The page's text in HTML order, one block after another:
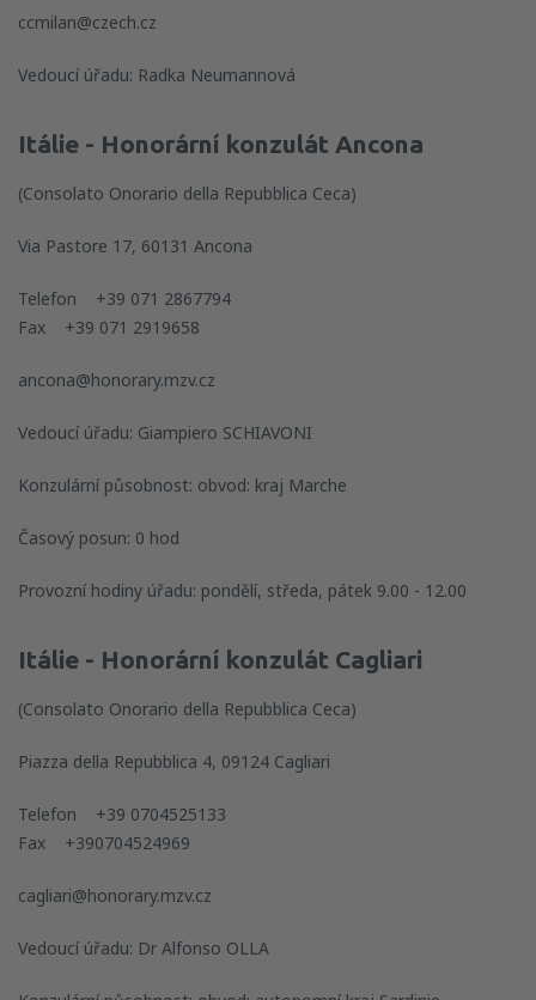
ccmilan@czech.cz
Vedoucí úřadu: Radka Neumannová
Itálie - Honorární konzulát Ancona
(Consolato Onorario della Repubblica Ceca)
Via Pastore 17, 60131 Ancona
Telefon +39 071 2867794
Fax +39 071 2919658
ancona@honorary.mzv.cz
Vedoucí úřadu: Giampiero SCHIAVONI
Konzulární působnost: obvod: kraj Marche
Časový posun: 0 hod
Provozní hodiny úřadu: pondělí, středa, pátek 9.00 - 12.00
Itálie - Honorární konzulát Cagliari
(Consolato Onorario della Repubblica Ceca)
Piazza della Repubblica 4, 09124 Cagliari
Telefon +39 0704525133
Fax +390704524969
cagliari@honorary.mzv.cz
Vedoucí úřadu: Dr Alfonso OLLA